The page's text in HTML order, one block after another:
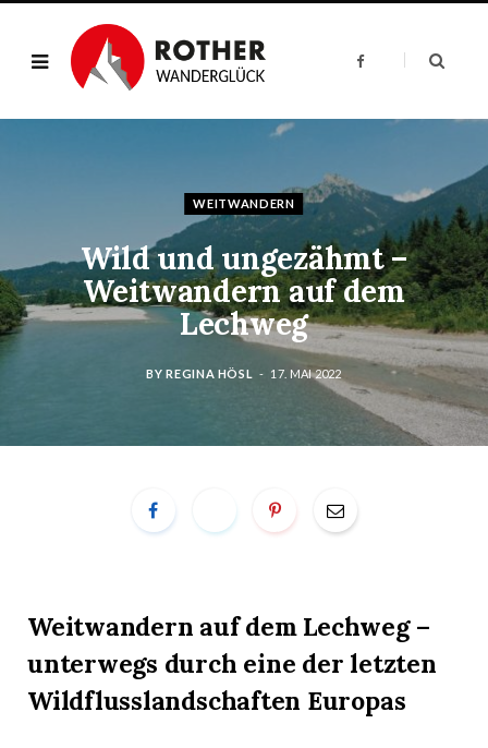
F
b
WEITWANDERN
Wild und ungezähmt –
Weitwandern auf dem
Lechweg
BY REGINA HÖSL 17. MAI 2022
Weitwandern auf dem Lechweg –
unterwegs durch eine der letzten
Wildflusslandschaften Europas